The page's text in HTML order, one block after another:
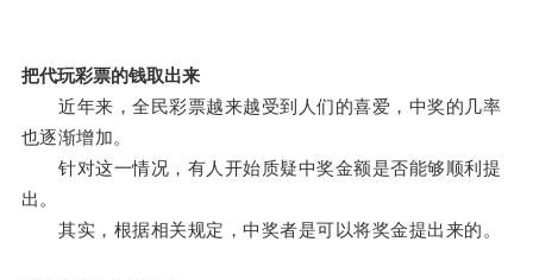
把代玩彩票的钱取出来
近年来，全民彩票越来越受到人们的喜爱，中奖的几率
也逐渐增加。
针对这一情况，有人开始质疑中奖金额是否能够顺利提
出。
其实，根据相关规定，中奖者是可以将奖金提出来的。